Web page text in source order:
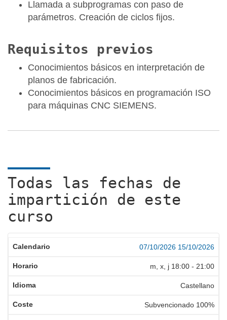
Llamada a subprogramas con paso de
parámetros. Creación de ciclos fijos.
Requisitos previos
Conocimientos básicos en interpretación de
planos de fabricación.
Conocimientos básicos en programación ISO
para máquinas CNC SIEMENS.
Todas las fechas de
impartición de este
curso
07/10/2026 15/10/2026
m, x, j 18:00 - 21:00
Castellano
Subvencionado 100%